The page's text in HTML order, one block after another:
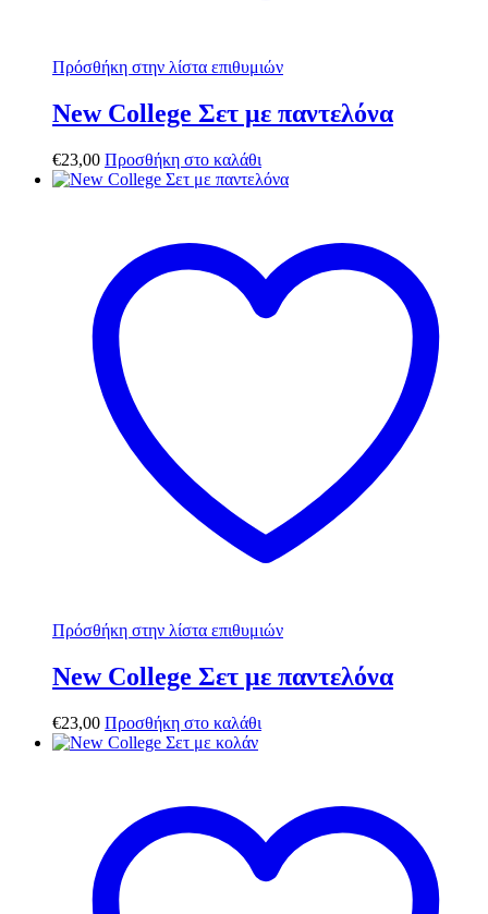
Πρόσθήκη στην λίστα επιθυμιών
New College Σετ με παντελόνα
€23,00 Προσθήκη στο καλάθι
Πρόσθήκη στην λίστα επιθυμιών
New College Σετ με παντελόνα
€23,00 Προσθήκη στο καλάθι